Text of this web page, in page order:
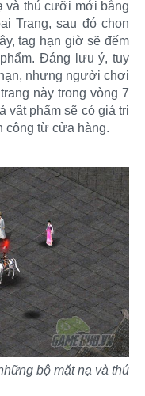
và thú cưỡi mới bằng
Trang, sau đó chọn
tag hạn giờ sẽ đếm
Đáng lưu ý, tuy
nhưng người chơi
này trong vòng 7
vật phẩm sẽ có giá trị
công từ cửa hàng.
bộ mặt nạ và thú